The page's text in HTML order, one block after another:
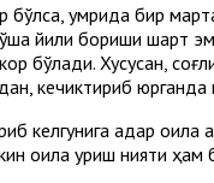
бўлса, умрида бир
йили бориши шарт
бўлади. Хусусан,
кечиктириб
қадар оила
оила қуриш нияти ҳам